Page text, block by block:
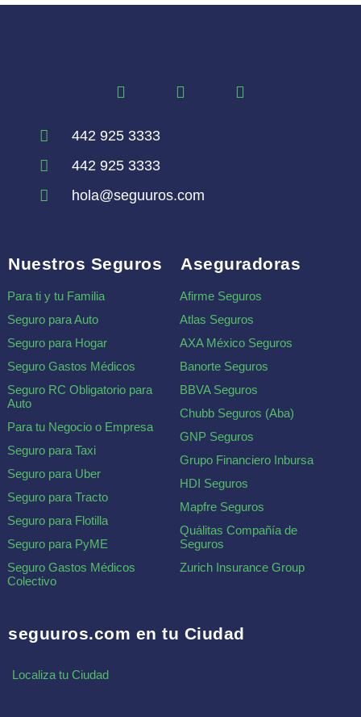
442 925 3333
442 925 3333
hola@seguuros.com
Nuestros Seguros
Para ti y tu Familia
Seguro para Auto
Seguro para Hogar
Seguro Gastos Médicos
Seguro RC Obligatorio para
Auto
Para tu Negocio o Empresa
Seguro para Taxi
Seguro para Uber
Seguro para Tracto
Seguro para Flotilla
Seguro para PyME
Seguro Gastos Médicos
Colectivo
Aseguradoras
Afirme Seguros
Atlas Seguros
AXA México Seguros
Banorte Seguros
BBVA Seguros
Chubb Seguros (Aba)
GNP Seguros
Grupo Financiero Inbursa
HDI Seguros
Mapfre Seguros
Quálitas Compañía de
Seguros
Zurich Insurance Group
seguuros.com en tu Ciudad
Localiza tu Ciudad